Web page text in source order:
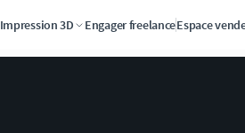
Impression 3D Engager freelanceEspace